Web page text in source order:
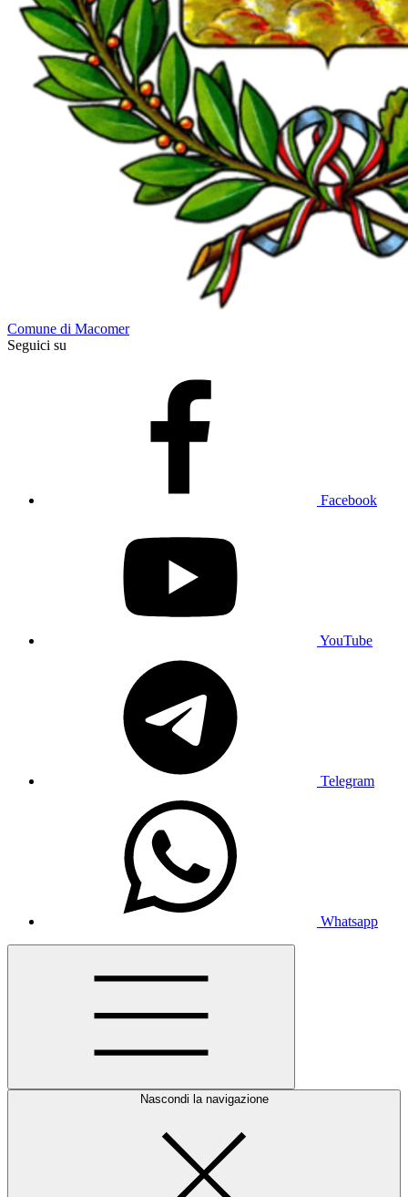
Comune di Macomer
Seguici su
Facebook
YouTube
Telegram
Whatsapp
Nascondi la navigazione